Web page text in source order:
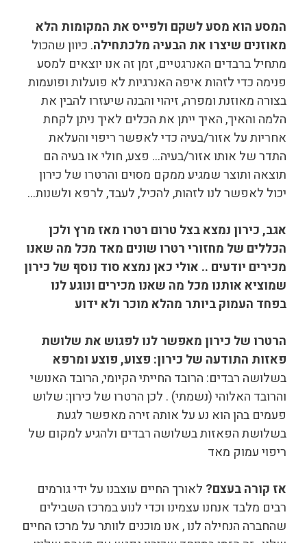
המסע הוא מסע לשקם ולפייס את המקומות הלא
מאוזנים שיצרו את הבעיה מלכתחילה. כיוון שהכול
מתחיל ברבדים האנרגטיים, זמן זה אנו יוצאים למסע
פנימה כדי לזהות איפה האנרגיות לא פועלות ופועמות
בצורה מאוזנת ומפרה, זיהוי והבנה שיעזרו להבין את
הלמה והאיך, האיך ייתן את הכלים לאיך ניתן לקחת
אחריות על אזור/בעיה כדי לאפשר ריפוי והעלאת
התדר של אותו אזור/בעיה… פצע, חולי או בעיה הם
תוצאה ותוצר שמגיע ממקם מסוים והרטרו של כירון
יכול לאפשר לנו לזהות, להכיל, לעבד, לרפא ולשנות…
אגב, כירון נמצא בצל טרום רטרו מאז מרץ ולכן
הכללים של מחזורי רטרו שונים מאד מכל מה שאנו
מכירים יודעים .. אולי כאן נמצא סוד נוסף של כירון
שמוציא אותנו מכל מה שאנו מכירים ונוגע לנו
בפחד העמוק ביותר מהלא מוכר ולא ידוע
הרטרו של כירון מאפשר לנו לפגוש את שלושת
פאזות התודעה של כירון: פצוע, פוצע ומרפא
בשלושה רבדים: הרובד החייתי הקיומי, הרובד האנושי
והרובד האלוהי (נשמתי) . לכן הרטרו של כירון: שלוש
פעמים בהן הוא נע על אותה זירה מאפשר לגעת
בשלושת הפאזות בשלושה רבדים ולהגיע למקום של
ריפוי עמוק מאד
אז קורה בעצם? לאורך החיים עוצבנו על ידי גורמים
רבים מלבד אנחנו עצמינו וכדי לנוע במרכז השבילים
שהחברה הנחילה לנו , אנו מוכנים לוותר על מרכז החיים